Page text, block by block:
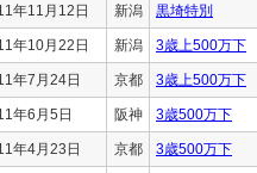
年11月12日 新潟 黒埼特別
年10月22日 新潟 3歳上500万下
年7月24日 京都 3歳上500万下
年6月5日 阪神 3歳500万下
年4月23日 京都 3歳500万下